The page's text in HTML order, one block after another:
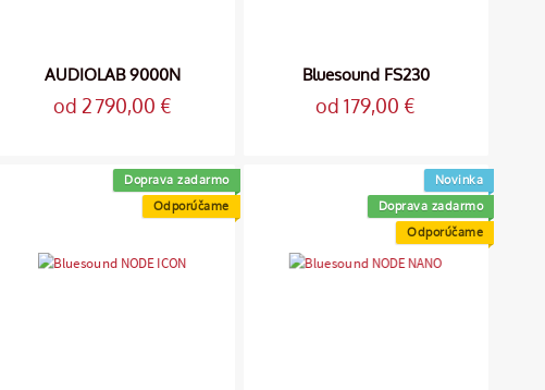
AUDIOLAB 9000N
od 2 790,00 €
Bluesound FS230
od 179,00 €
Doprava zadarmo
Odporúčame
Novinka
Doprava zadarmo
Odporúčame